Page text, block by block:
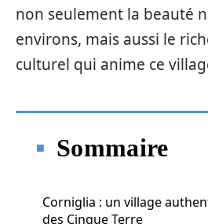
non seulement la beauté
environs, mais aussi le
culturel qui anime ce
Sommaire
Corniglia : un village
des Cinque Terre